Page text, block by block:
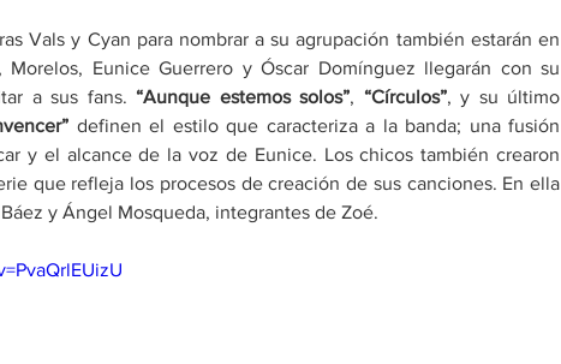
Vals y Cyan para nombrar a su agrupación también estarán en
Morelos, Eunice Guerrero y Óscar Domínguez llegarán con su
a sus fans. “Aunque estemos solos”, “Círculos”, y su último
definen el estilo que caracteriza a la banda; una fusión
y el alcance de la voz de Eunice. Los chicos también crearon
que refleja los procesos de creación de sus canciones. En ella
y Ángel Mosqueda, integrantes de Zoé.